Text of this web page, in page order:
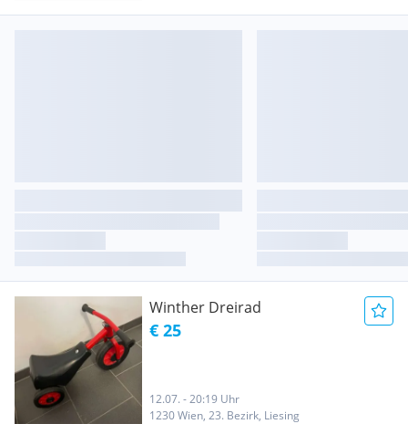
Winther Dreirad
€ 25
12.07. - 20:19 Uhr
1230 Wien, 23. Bezirk, Liesing